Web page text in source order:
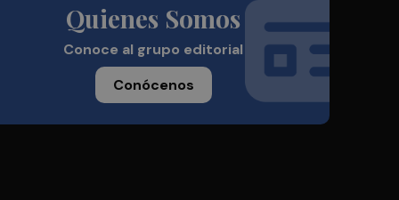
Quienes Somos
Conoce al grupo editorial
Conócenos